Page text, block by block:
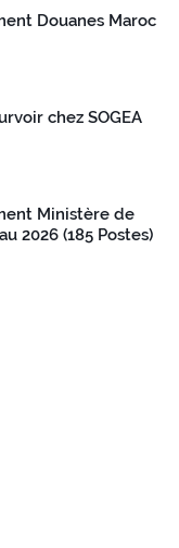
Douanes Maroc
chez SOGEA
Ministère de
2026 (185 Postes)